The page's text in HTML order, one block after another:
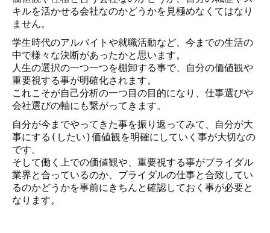
キルを活かせる会社なのかどうかを見極めなくてはなり
ません。
学生時代のアルバイトや就職活動など、今までの生活の
中で様々な決断があったかと思います。
人生の選択の一つ一つを棚卸する事で、自分の価値観や
重要視する事が明確化されます。
これこそが自己分析の一つ目の目的になり、仕事選びや
会社選びの軸にも繋がってきます。
自分が今までやってきた事を振り返ってみて、自分が大
事にする(したい)価値観を明確にしていく事が大切なの
です。
そして働く上での価値観や、重要視する事がブライダル
業界と合っているのか、ブライダルの仕事と合致してい
るのかどうかを事前にきちんと確認しておく事が必要と
なります。